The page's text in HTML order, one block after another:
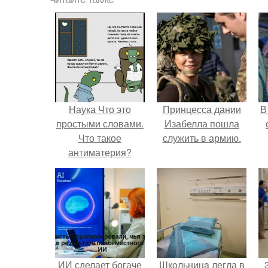
Наука Что это
простыми словами.
Что такое
антиматерия?
Принцесса дании
Изабелла пошла
служить в армию.
ИИ сделает богаче Шкoльницa легла в